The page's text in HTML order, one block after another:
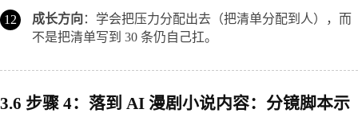
成长方向 ：学会把压力分配出去（把清单分配到人），而
不是把清单写到 30 条仍自己扛。
3.6 步骤 4：落到 AI 漫剧小说内容：分镜脚本示